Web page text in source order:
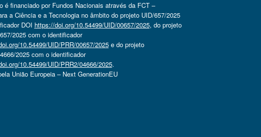
é financiado por Fundos Nacionais através da FCT –
a Ciência e a Tecnologia no âmbito do projeto UID/657/2025
DOI https://doi.org/10.54499/UID/00657/2025, do projeto
2025 com o identificador
10.54499/UID/PRR/00657/2025e do projeto
2025 com o identificador
10.54499/UID/PRR2/04666/2025.
União Europeia – Next GenerationEU